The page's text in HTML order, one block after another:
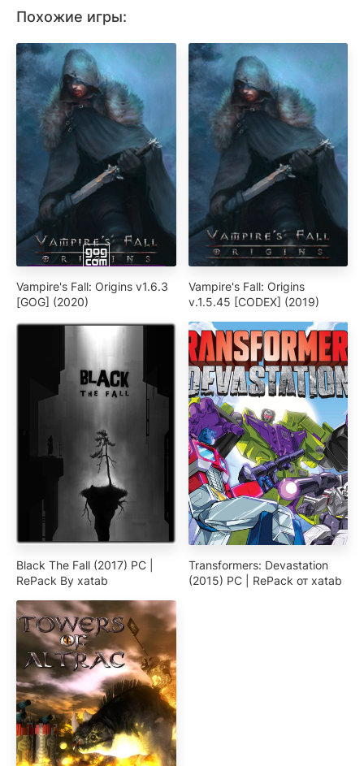
Похожие игры:
Vampire's Fall: Origins v1.6.3
[GOG] (2020)
Vampire's Fall: Origins
v.1.5.45 [CODEX] (2019)
Black The Fall (2017) PC |
RePack By xatab
Transformers: Devastation
(2015) PC | RePack от xatab